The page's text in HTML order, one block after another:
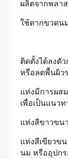
ผลิตจากพลา
ใช้ตากขวดน
ติดตั้งได้ลงตั
หรือลดพื้นผิว
แท่งมีการผส
เพื่อเป็นแนว
แท่งสีขาวขน
แท่งสีเขียวข
นม หรืออุปก